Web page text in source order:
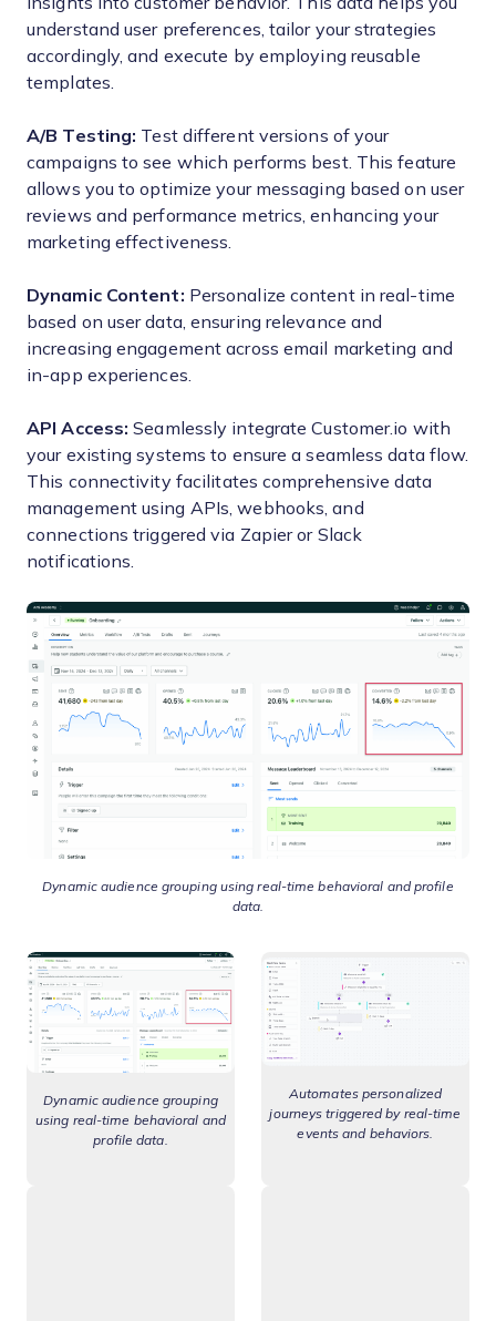
understand user preferences, tailor your strategies
accordingly, and execute by employing reusable
templates.
A/B Testing: Test different versions of your
campaigns to see which performs best. This feature
allows you to optimize your messaging based on user
reviews and performance metrics, enhancing your
marketing effectiveness.
Dynamic Content: Personalize content in real-time
based on user data, ensuring relevance and
increasing engagement across email marketing and
in-app experiences.
API Access: Seamlessly integrate Customer.io with
your existing systems to ensure a seamless data flow.
This connectivity facilitates comprehensive data
management using APIs, webhooks, and
connections triggered via Zapier or Slack
notifications.
Dynamic audience grouping using real-time behavioral and profile
data.
Dynamic audience grouping
using real-time behavioral and
profile data.
Automates personalized
journeys triggered by real-time
events and behaviors.